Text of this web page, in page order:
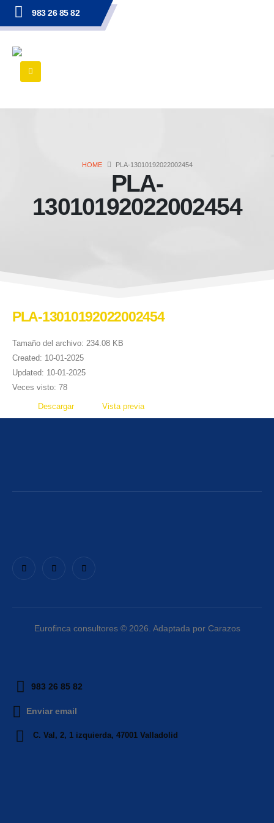
983 26 85 82
HOME PLA-13010192022002454
PLA-
13010192022002454
PLA-13010192022002454
Tamaño del archivo: 234.08 KB
Created: 10-01-2025
Updated: 10-01-2025
Veces visto: 78
Descargar Vista previa
Eurofinca consultores © 2026. Adaptada por Carazos
983 26 85 82
Enviar email
C. Val, 2, 1 izquierda, 47001 Valladolid